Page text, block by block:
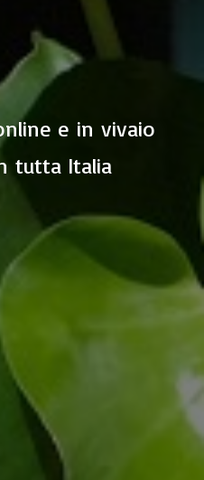
e in vivaio
tutta Italia